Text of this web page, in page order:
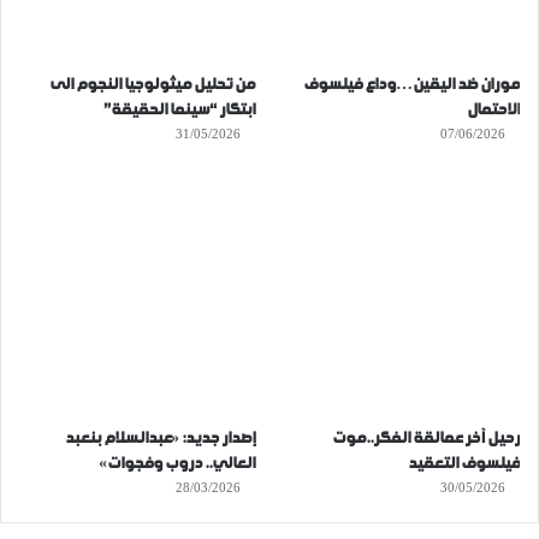
موران ضد اليقين…وداع فيلسوف
الاحتمال
07/06/2026
من تحليل ميثولوجيا النجوم الى
ابتكار “سينما الحقيقة”
31/05/2026
رحيل آخر عمالقة الفكر..موت
فيلسوف التعقيد
30/05/2026
إصدار جديد: «عبدالسلام بنعبد
العالي.. دروب وفجوات»
28/03/2026